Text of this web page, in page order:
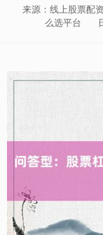
来源：线上股票配资
么选平台